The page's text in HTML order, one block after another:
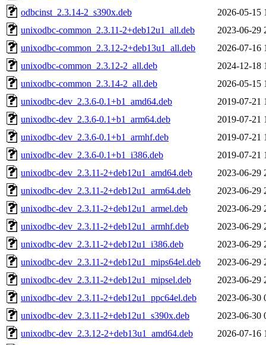
odbcinst_2.3.14-2_s390x.deb
2026-05-15
unixodbc-common_2.3.11-2+deb12u1_all.deb
2023-06-29
unixodbc-common_2.3.12-2+deb13u1_all.deb
2026-07-16
unixodbc-common_2.3.12-2_all.deb
2024-12-18
unixodbc-common_2.3.14-2_all.deb
2026-05-15
unixodbc-dev_2.3.6-0.1+b1_amd64.deb
2019-07-21
unixodbc-dev_2.3.6-0.1+b1_arm64.deb
2019-07-21
unixodbc-dev_2.3.6-0.1+b1_armhf.deb
2019-07-21
unixodbc-dev_2.3.6-0.1+b1_i386.deb
2019-07-21
unixodbc-dev_2.3.11-2+deb12u1_amd64.deb
2023-06-29
unixodbc-dev_2.3.11-2+deb12u1_arm64.deb
2023-06-29
unixodbc-dev_2.3.11-2+deb12u1_armel.deb
2023-06-29
unixodbc-dev_2.3.11-2+deb12u1_armhf.deb
2023-06-29
unixodbc-dev_2.3.11-2+deb12u1_i386.deb
2023-06-29
unixodbc-dev_2.3.11-2+deb12u1_mips64el.deb
2023-06-29
unixodbc-dev_2.3.11-2+deb12u1_mipsel.deb
2023-06-29
unixodbc-dev_2.3.11-2+deb12u1_ppc64el.deb
2023-06-30
unixodbc-dev_2.3.11-2+deb12u1_s390x.deb
2023-06-30
unixodbc-dev_2.3.12-2+deb13u1_amd64.deb
2026-07-16